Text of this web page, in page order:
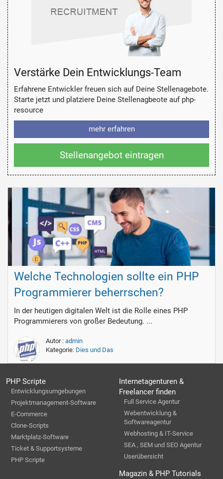
Verstärke Dein Entwicklungs-Team
Erfahrene Entwickler freuen sich auf Deine Stellenagebote.
Starte jetzt und platziere Deine Stellenagbeote auf php-
resource
mehr erfahren
Stellenangebot eintragen
Welche Technologien sollte ein PHP
Programmierer beherrschen?
In der heutigen digitalen Welt ist die Rolle eines PHP
Programmierers von großer Bedeutung. ...
Autor : admin
Kategorie: Dies und Das
PHP Scripte
Entwicklungsumgebungen
Projektmanagement-Software
E-Commerce
Clone-Scripts
Marktplatz-Software
Ticket & Supportsysteme
PHP Scripte
Internetagenturen &
Freelancer finden
Full Service Agentur
Webentwicklung &
Softwareagentur
Webhosting & IT-Service
SEA , SEM und SEO Agentur
Userübersicht
Magazin & PHP Tutorials